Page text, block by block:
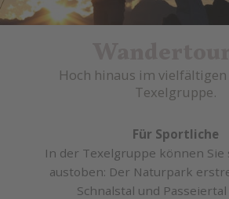
Hoch hinaus im
Texelgruppe.
Für Sportliche
In der Texelgruppe können Sie
austoben: Der Naturpark
Schnalstal und